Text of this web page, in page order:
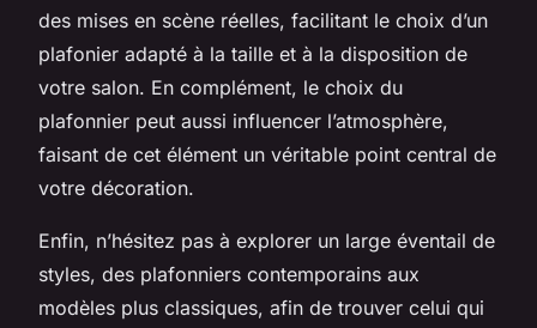
des mises en scène réelles, facilitant le choix d’un
plafonier adapté à la taille et à la disposition de
votre salon. En complément, le choix du
plafonnier peut aussi influencer l’atmosphère,
faisant de cet élément un véritable point central de
votre décoration.
Enfin, n’hésitez pas à explorer un large éventail de
styles, des plafonniers contemporains aux
modèles plus classiques, afin de trouver celui qui